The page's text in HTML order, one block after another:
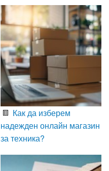
Как да изберем
надежден онлайн магазин
за техника?